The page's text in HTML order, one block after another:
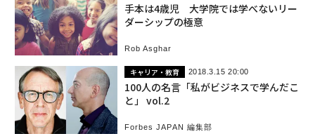
手本は4歳児 大学院では学べないリー
ダーシップの極意
Rob Asghar
キャリア・教育 2018.3.15 20:00
100人の名言「私がビジネスで学んだこ
と」 vol.2
Forbes JAPAN 編集部